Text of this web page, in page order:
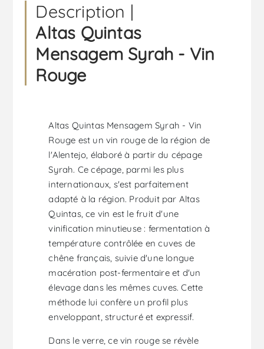
Description |
Altas Quintas
Mensagem Syrah - Vin
Rouge
Altas Quintas Mensagem Syrah - Vin
Rouge est un vin rouge de la région de
l'Alentejo, élaboré à partir du cépage
Syrah. Ce cépage, parmi les plus
internationaux, s'est parfaitement
adapté à la région. Produit par Altas
Quintas, ce vin est le fruit d'une
vinification minutieuse : fermentation à
température contrôlée en cuves de
chêne français, suivie d'une longue
macération post-fermentaire et d'un
élevage dans les mêmes cuves. Cette
méthode lui confère un profil plus
enveloppant, structuré et expressif.
Dans le verre, ce vin rouge se révèle